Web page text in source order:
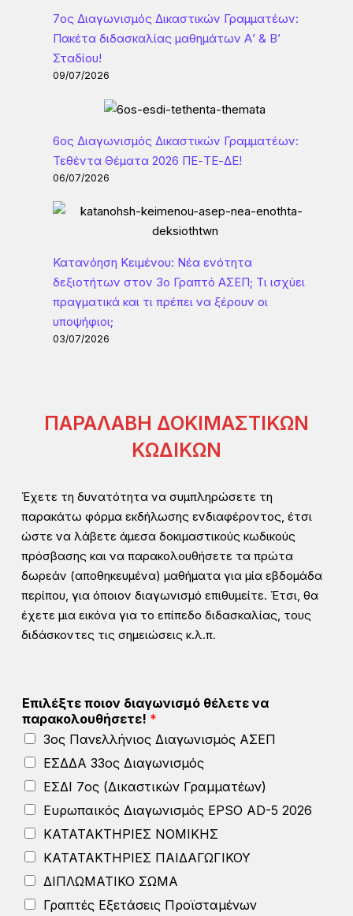
7ος Διαγωνισμός Δικαστικών Γραμματέων:
Πακέτα διδασκαλίας μαθημάτων Α’ & Β’
Σταδίου!
09/07/2026
6ος Διαγωνισμός Δικαστικών Γραμματέων:
Τεθέντα Θέματα 2026 ΠΕ-ΤΕ-ΔΕ!
06/07/2026
Κατανόηση Κειμένου: Νέα ενότητα
δεξιοτήτων στον 3ο Γραπτό ΑΣΕΠ; Τι ισχύει
πραγματικά και τι πρέπει να ξέρουν οι
υποψήφιοι;
03/07/2026
ΠΑΡΑΛΑΒΗ ΔΟΚΙΜΑΣΤΙΚΩΝ
ΚΩΔΙΚΩΝ
Έχετε τη δυνατότητα να συμπληρώσετε τη
παρακάτω φόρμα εκδήλωσης ενδιαφέροντος, έτσι
ώστε να λάβετε άμεσα δοκιμαστικούς κωδικούς
πρόσβασης και να παρακολουθήσετε τα πρώτα
δωρεάν (αποθηκευμένα) μαθήματα για μία εβδομάδα
περίπου, για όποιον διαγωνισμό επιθυμείτε. Έτσι, θα
έχετε μια εικόνα για το επίπεδο διδασκαλίας, τους
διδάσκοντες τις σημειώσεις κ.λ.π.
Επιλέξτε ποιον διαγωνισμό θέλετε να
παρακολουθήσετε! *
3ος Πανελλήνιος Διαγωνισμός ΑΣΕΠ
ΕΣΔΔΑ 33ος Διαγωνισμός
ΕΣΔΙ 7ος (Δικαστικών Γραμματέων)
Ευρωπαικός Διαγωνισμός EPSO AD-5 2026
ΚΑΤΑΤΑΚΤΗΡΙΕΣ ΝΟΜΙΚΗΣ
ΚΑΤΑΤΑΚΤΗΡΙΕΣ ΠΑΙΔΑΓΩΓΙΚΟΥ
ΔΙΠΛΩΜΑΤΙΚΟ ΣΩΜΑ
Γραπτές Εξετάσεις Προϊσταμένων